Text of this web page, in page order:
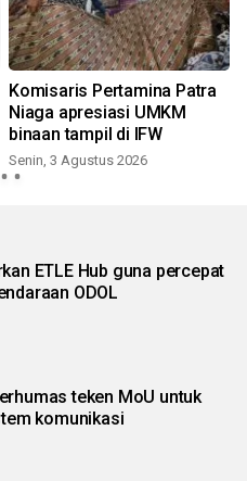
Komisaris Pertamina Patra
Niaga apresiasi UMKM
binaan tampil di IFW
Senin, 3 Agustus 2026
ETLE Hub guna percepat
ODOL
teken MoU untuk
komunikasi